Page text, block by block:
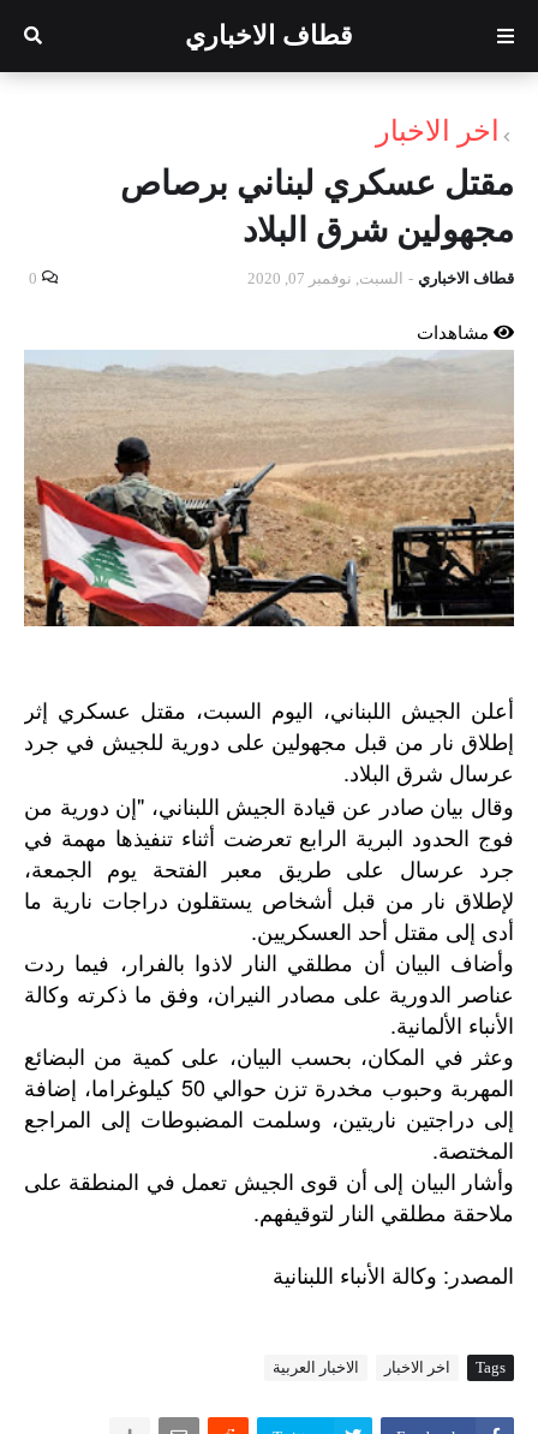
قطاف الاخباري
اخر الاخبار
مقتل عسكري لبناني برصاص
مجهولين شرق البلاد
قطاف الاخباري - السبت, نوفمبر 07, 2020 0
مشاهدات
أعلن الجيش اللبناني، اليوم السبت، مقتل عسكري إثر
إطلاق نار من قبل مجهولين على دورية للجيش في جرد
عرسال شرق البلاد.
وقال بيان صادر عن قيادة الجيش اللبناني، "إن دورية من
فوج الحدود البرية الرابع تعرضت أثناء تنفيذها مهمة في
جرد عرسال على طريق معبر الفتحة يوم الجمعة،
لإطلاق نار من قبل أشخاص يستقلون دراجات نارية ما
أدى إلى مقتل أحد العسكريين.
وأضاف البيان أن مطلقي النار لاذوا بالفرار، فيما ردت
عناصر الدورية على مصادر النيران، وفق ما ذكرته وكالة
الأنباء الألمانية.
وعثر في المكان، بحسب البيان، على كمية من البضائع
المهربة وحبوب مخدرة تزن حوالي 50 كيلوغراما، إضافة
إلى دراجتين ناريتين، وسلمت المضبوطات إلى المراجع
المختصة.
وأشار البيان إلى أن قوى الجيش تعمل في المنطقة على
ملاحقة مطلقي النار لتوقيفهم.
المصدر : وكالة الأنباء اللبنانية
Tags اخر الاخبار الاخبار العربية